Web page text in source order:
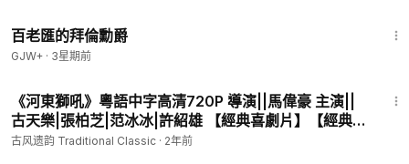
✧欣赏美，传播美，创造美✧
古风遗韵：https://www.ganjingworld.com/s/BB7n4nb1YZ
会员网站：https://patreon.com/yanmingshiping
电子商城：https://www.patreon.com/yanmingshiping/shop
燕铭时评：https://www.ganjingworld.com/s/OJnGB9gv8b
百老匯的拜倫勳爵
GJW+ · 3星期前
《河東獅吼》粵語中字高清720P 導演||馬偉豪 主演||
古天樂|張柏芝|范冰冰|許紹雄 【經典喜劇片】【經典愛
情片】
古风遗韵 Traditional Classic · 2年前